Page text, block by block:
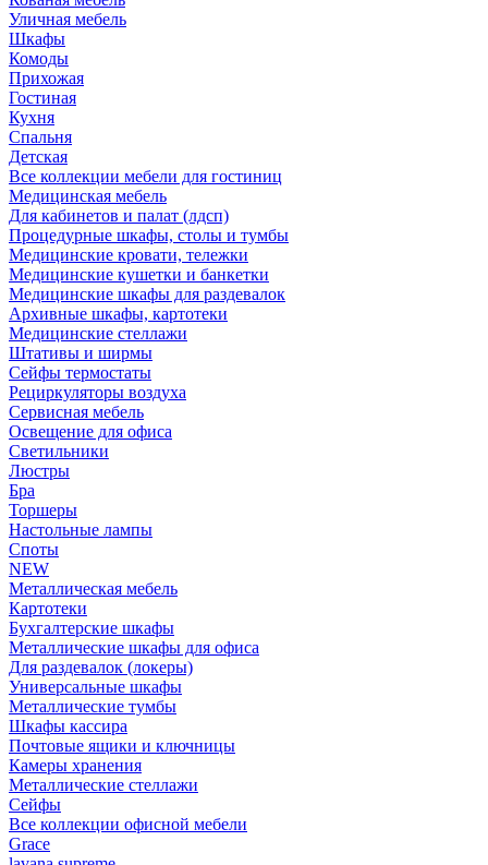
Уличная мебель
Шкафы
Комоды
Прихожая
Гостиная
Кухня
Спальня
Детская
Все коллекции мебели для гостиниц
Медицинская мебель
Для кабинетов и палат (лдсп)
Процедурные шкафы, столы и тумбы
Медицинские кровати, тележки
Медицинские кушетки и банкетки
Медицинские шкафы для раздевалок
Архивные шкафы, картотеки
Медицинские стеллажи
Штативы и ширмы
Сейфы термостаты
Рециркуляторы воздуха
Сервисная мебель
Освещение для офиса
Светильники
Люстры
Бра
Торшеры
Настольные лампы
Споты
NEW
Металлическая мебель
Картотеки
Бухгалтерские шкафы
Металлические шкафы для офиса
Для раздевалок (локеры)
Универсальные шкафы
Металлические тумбы
Шкафы кассира
Почтовые ящики и ключницы
Камеры хранения
Металлические стеллажи
Сейфы
Все коллекции офисной мебели
Grace